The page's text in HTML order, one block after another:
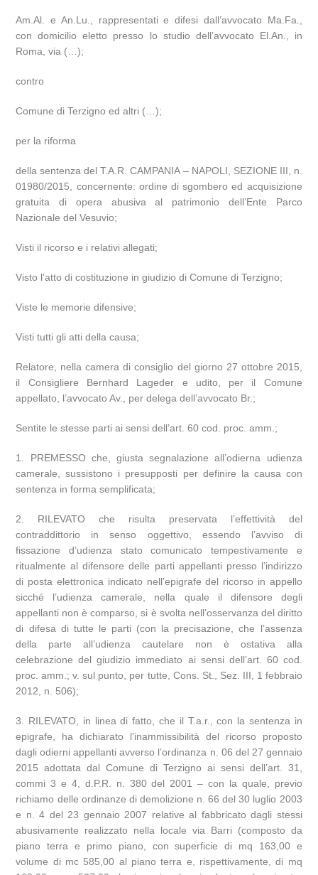
Am.Al. e An.Lu., rappresentati e difesi dall’avvocato Ma.Fa.,
con domicilio eletto presso lo studio dell’avvocato El.An., in
Roma, via (…);
contro
Comune di Terzigno ed altri (…);
per la riforma
della sentenza del T.A.R. CAMPANIA – NAPOLI, SEZIONE III, n.
01980/2015, concernente: ordine di sgombero ed acquisizione
gratuita di opera abusiva al patrimonio dell’Ente Parco
Nazionale del Vesuvio;
Visti il ricorso e i relativi allegati;
Visto l’atto di costituzione in giudizio di Comune di Terzigno;
Viste le memorie difensive;
Visti tutti gli atti della causa;
Relatore, nella camera di consiglio del giorno 27 ottobre 2015,
il Consigliere Bernhard Lageder e udito, per il Comune
appellato, l’avvocato Av., per delega dell’avvocato Br.;
Sentite le stesse parti ai sensi dell’art. 60 cod. proc. amm.;
1. PREMESSO che, giusta segnalazione all’odierna udienza
camerale, sussistono i presupposti per definire la causa con
sentenza in forma semplificata;
2. RILEVATO che risulta preservata l’effettività del
contraddittorio in senso oggettivo, essendo l’avviso di
fissazione d’udienza stato comunicato tempestivamente e
ritualmente al difensore delle parti appellanti presso l’indirizzo
di posta elettronica indicato nell’epigrafe del ricorso in appello
sicché l’udienza camerale, nella quale il difensore degli
appellanti non è comparso, si è svolta nell’osservanza del diritto
di difesa di tutte le parti (con la precisazione, che l’assenza
della parte all’udienza cautelare non è ostativa alla
celebrazione del giudizio immediato ai sensi dell’art. 60 cod.
proc. amm.; v. sul punto, per tutte, Cons. St., Sez. III, 1 febbraio
2012, n. 506);
3. RILEVATO, in linea di fatto, che il T.a.r., con la sentenza in
epigrafe, ha dichiarato l’inammissibilità del ricorso proposto
dagli odierni appellanti avverso l’ordinanza n. 06 del 27 gennaio
2015 adottata dal Comune di Terzigno ai sensi dell’art. 31,
commi 3 e 4, d.P.R. n. 380 del 2001 – con la quale, previo
richiamo delle ordinanze di demolizione n. 66 del 30 luglio 2003
e n. 4 del 23 gennaio 2007 relative al fabbricato dagli stessi
abusivamente realizzato nella locale via Barri (composto da
piano terra e primo piano, con superficie di mq 163,00 e
volume di mc 585,00 al piano terra e, rispettivamente, di mq